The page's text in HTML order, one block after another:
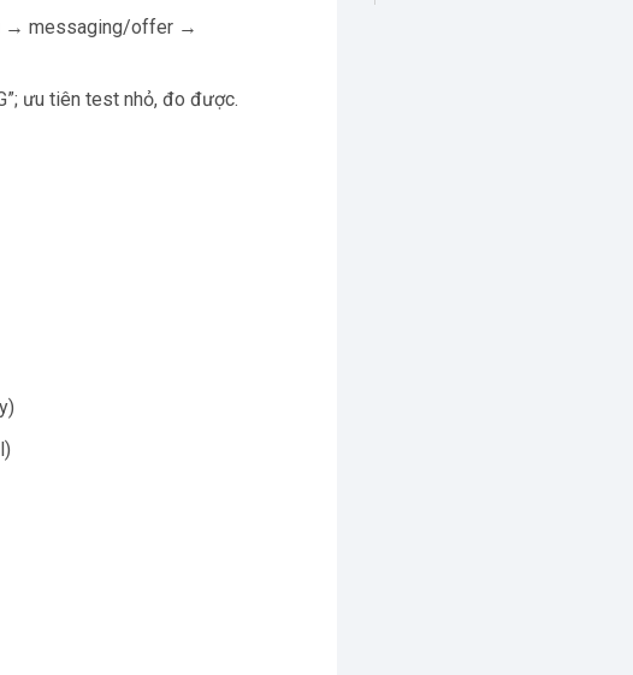
→ messaging/offer →
ưu tiên test nhỏ, đo được.